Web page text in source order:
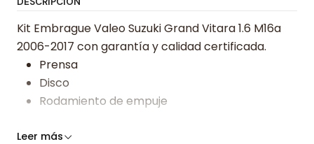
Kit Embrague Valeo Suzuki Grand Vitara 1.6 M16a
2006-2017 con garantía y calidad certificada.
Prensa
Disco
Rodamiento de empuje
Somos especialistas en embragues desde 2019,
Leer más